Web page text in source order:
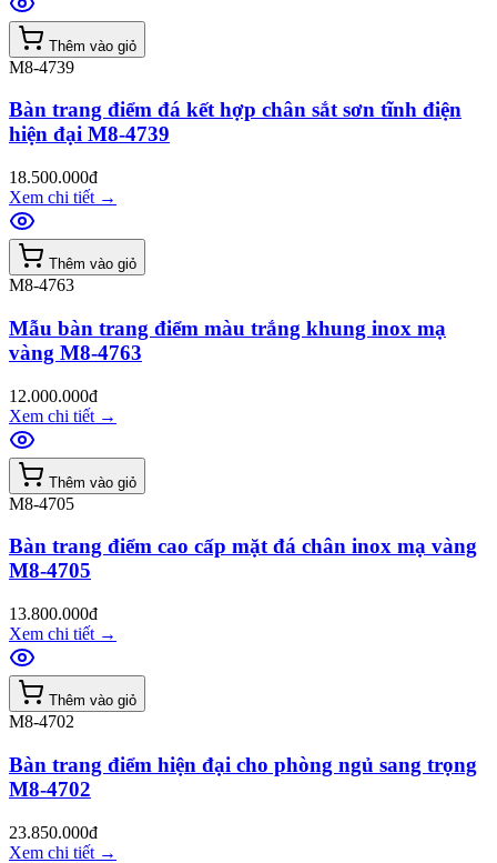
Thêm vào giỏ
M8-4739
Bàn trang điểm đá kết hợp chân sắt sơn tĩnh điện
hiện đại M8-4739
18.500.000đ
Xem chi tiết →
Thêm vào giỏ
M8-4763
Mẫu bàn trang điểm màu trắng khung inox mạ
vàng M8-4763
12.000.000đ
Xem chi tiết →
Thêm vào giỏ
M8-4705
Bàn trang điểm cao cấp mặt đá chân inox mạ vàng
M8-4705
13.800.000đ
Xem chi tiết →
Thêm vào giỏ
M8-4702
Bàn trang điểm hiện đại cho phòng ngủ sang trọng
M8-4702
23.850.000đ
Xem chi tiết →